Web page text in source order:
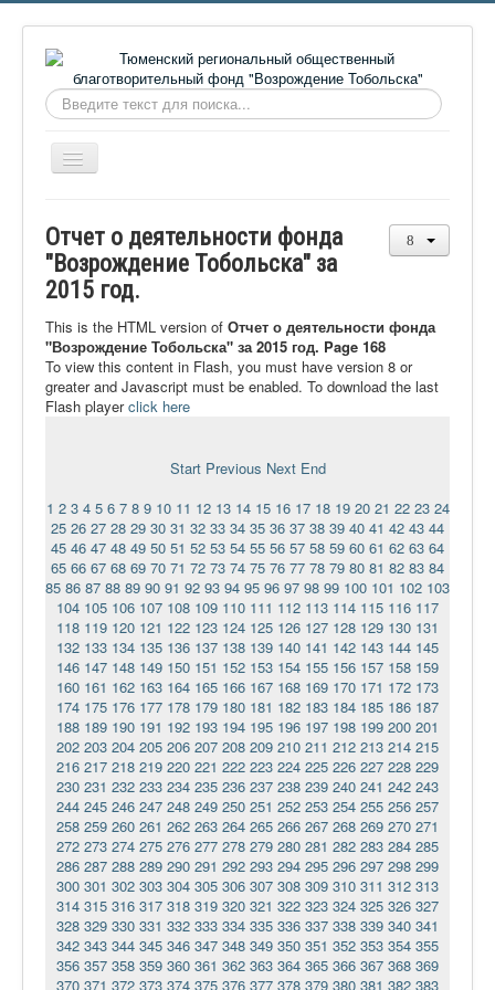
Искать...
Включить/
выключить
О фонде
Онлайн библиотека
Видеоматериалы
Контакты
Сайт проекта Достоевский
Отчет о деятельности фонда
"Возрождение Тобольска" за
2015 год.
This is the HTML version of Отчет о деятельности фонда
"Возрождение Тобольска" за 2015 год. Page 168
To view this content in Flash, you must have version 8 or
greater and Javascript must be enabled. To download the last
Flash playerclick here
Start Previous Next End
1 2 3 4 5 6 7 8 9 10 11 12 13 14 15 16 17 18 19 20 21 22 23 24
25 26 27 28 29 30 31 32 33 34 35 36 37 38 39 40 41 42 43 44
45 46 47 48 49 50 51 52 53 54 55 56 57 58 59 60 61 62 63 64
65 66 67 68 69 70 71 72 73 74 75 76 77 78 79 80 81 82 83 84
85 86 87 88 89 90 91 92 93 94 95 96 97 98 99 100 101 102 103
104 105 106 107 108 109 110 111 112 113 114 115 116 117
118 119 120 121 122 123 124 125 126 127 128 129 130 131
132 133 134 135 136 137 138 139 140 141 142 143 144 145
146 147 148 149 150 151 152 153 154 155 156 157 158 159
160 161 162 163 164 165 166 167 168 169 170 171 172 173
174 175 176 177 178 179 180 181 182 183 184 185 186 187
188 189 190 191 192 193 194 195 196 197 198 199 200 201
202 203 204 205 206 207 208 209 210 211 212 213 214 215
216 217 218 219 220 221 222 223 224 225 226 227 228 229
230 231 232 233 234 235 236 237 238 239 240 241 242 243
244 245 246 247 248 249 250 251 252 253 254 255 256 257
258 259 260 261 262 263 264 265 266 267 268 269 270 271
272 273 274 275 276 277 278 279 280 281 282 283 284 285
286 287 288 289 290 291 292 293 294 295 296 297 298 299
300 301 302 303 304 305 306 307 308 309 310 311 312 313
314 315 316 317 318 319 320 321 322 323 324 325 326 327
328 329 330 331 332 333 334 335 336 337 338 339 340 341
342 343 344 345 346 347 348 349 350 351 352 353 354 355
356 357 358 359 360 361 362 363 364 365 366 367 368 369
370 371 372 373 374 375 376 377 378 379 380 381 382 383